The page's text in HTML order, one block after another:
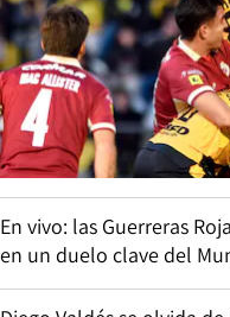
En vivo: las Guerreras
en un duelo clave del